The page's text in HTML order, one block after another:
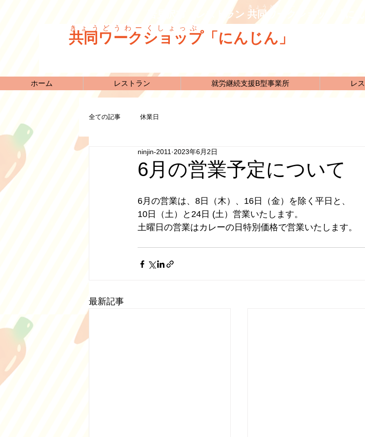
岩見沢市 レストラン 共同ワークショップ「に
きょうどうわーくしょっぷ
共同ワークショップ「にんじん」
きょうどうわーくしょっぷ
ホーム レストラン 就労継続支援B型事業所 レ
全ての記事 休業日
6月の営業予定について
ninjin-2011 2023年6月2日
6月の営業は、8日（木）、16日（金）を除く平日と、
10日（土）と24日 (土）営業いたします。
土曜日の営業はカレーの日特別価格で営業いたします。
最新記事